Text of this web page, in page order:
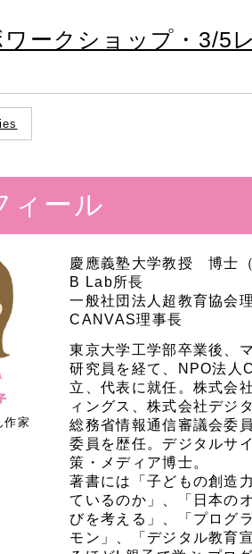
ークショップ・3/5
ィール
作家
慶應義塾大学教授 博士
B Lab所長
一般社団法人超教育協会
CANVAS理事長
東京大学工学部卒業後、
研究員を経て、NPO法人
立、代表に就任。株式会
ィングス、株式会社デジ
総務省情報通信審議会委
委員を歴任。デジタルサ
策・メディア博士。
著書には「子どもの創造
ているのか」、「日本の
びを考える」、「プログ
モン」、「デジタル教育